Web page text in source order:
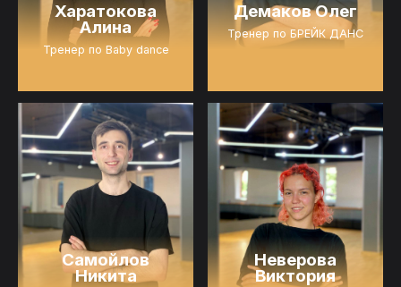
Харатокова
Алина
Тренер по Baby dance
Демаков Олег
Тренер по БРЕЙК ДАНС
Самойлов
Никита
Неверова
Виктория